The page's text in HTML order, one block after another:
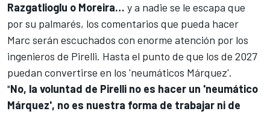
Razgatlioglu o Moreira… y a nadie se le escapa que
por su palmarés, los comentarios que pueda hacer
Marc serán escuchados con enorme atención por los
ingenieros de Pirelli. Hasta el punto de que los de 2027
puedan convertirse en los 'neumáticos Márquez'.
"No, la voluntad de Pirelli no es hacer un 'neumático
Márquez', no es nuestra forma de trabajar ni de